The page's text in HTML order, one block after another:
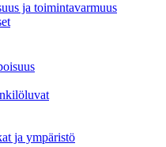
ja toimintavarmuus
ja ympäristö